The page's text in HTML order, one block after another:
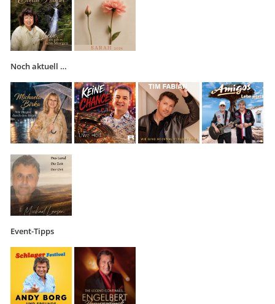
Noch aktuell …
Event-Tipps